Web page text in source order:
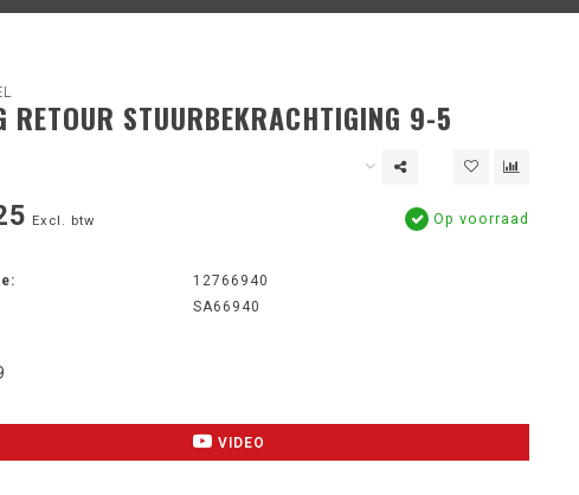
RETOUR STUURBEKRACHTIGING 9-5
Excl. btw Op voorraad
12766940
SA66940
VIDEO